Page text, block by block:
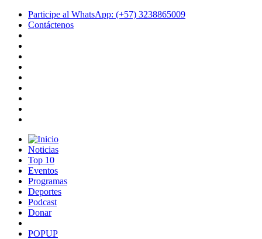
Participe al WhatsApp: (+57) 3238865009
Contáctenos
Noticias
Top 10
Eventos
Programas
Deportes
Podcast
Donar
POPUP